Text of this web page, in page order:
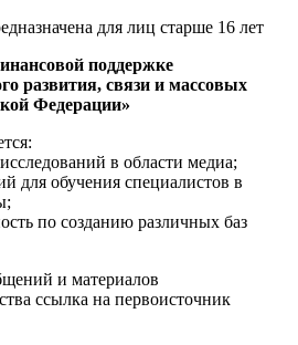
для лиц старше 16 лет
поддержке
развития, связи и массовых
Федерации»
в области медиа;
для обучения специалистов в
по созданию различных баз
и материалов
ссылка на первоисточник